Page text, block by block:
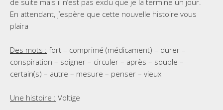
En attendant, j’espère que cette nouvelle histoire vous
plaira
Des mots : fort – comprimé (médicament) – durer –
conspiration – soigner – circuler – après – souple –
certain(s) – autre – mesure – penser – vieux
Une histoire : Voltige